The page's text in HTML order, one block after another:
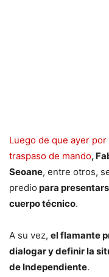
Luego de que ayer
traspaso de mando,
Seoane, entre otros,
predio para
cuerpo técnico.
A su vez, el flamante
dialogar y definir la
de Independiente.